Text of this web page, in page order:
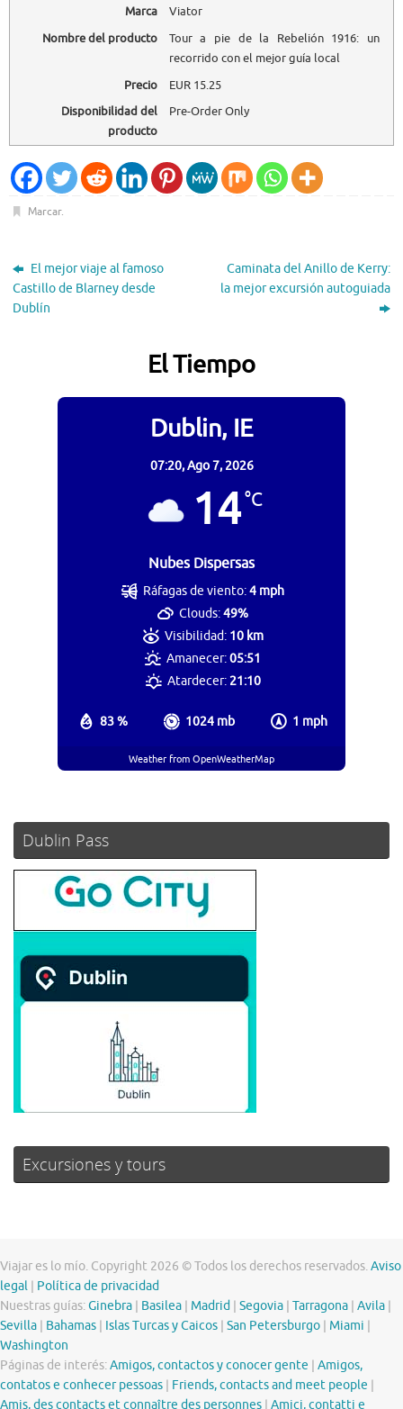
Marca
Viator
Nombre del producto
Tour a pie de la Rebelión 1916: un
recorrido con el mejor guía local
Precio
EUR15.25
Disponibilidad del
producto
Pre-Order Only
Marcar.
El mejor viaje al famoso
Castillo de Blarney desde
Dublín
Caminata del Anillo de Kerry:
la mejor excursión autoguiada
El Tiempo
Dublin, IE
07:20,Ago 7, 2026
14°C
Nubes Dispersas
83 % 1024 mb 1 mph
Ráfagas de viento:4 mph
Clouds:49%
Visibilidad: 10 km
Amanecer:05:51
Atardecer:21:10
Weather from OpenWeatherMap
Dublin Pass
Excursiones y tours
Viajar es lo mío. Copyright 2026 © Todos los derechos reservados.Aviso
legal
Política de privacidad
Nuestras guías:Ginebra Basilea Madrid Segovia Tarragona Avila
Sevilla
Bahamas Islas Turcas y Caicos San Petersburgo Miami
Washington
Páginas de interés:Amigos, contactos y conocer gente
Amigos,
contatos e conhecer pessoas
Friends, contacts and meet people
Amis, des contacts et connaître des personnes Amici, contatti e